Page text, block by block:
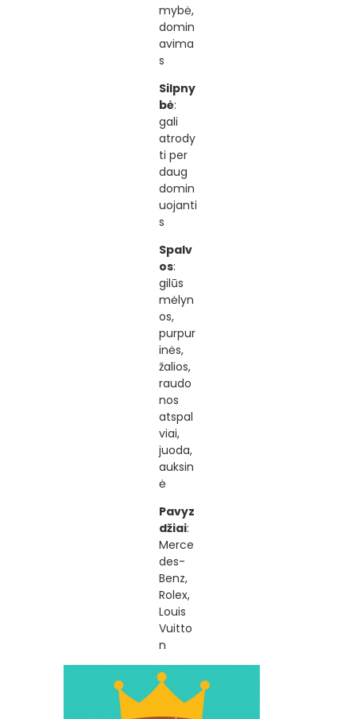
mybė,
domin
avima
s
Silpny
bė:
gali
atrody
ti per
daug
domin
uojanti
s
Spalv
os:
gilūs
mėlyn
os,
purpur
inės,
žalios,
raudo
nos
atspal
viai,
juoda,
auksin
ė
Pavyz
džiai:
Merce
des-
Benz,
Rolex,
Louis
Vuitto
n